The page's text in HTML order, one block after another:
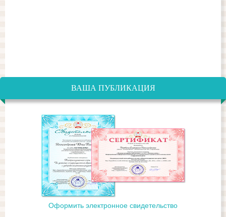
ВАША ПУБЛИКАЦИЯ
Оформить электронное свидетельство